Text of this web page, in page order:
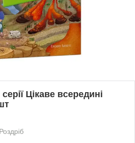
Цікаве всередині
Роздріб